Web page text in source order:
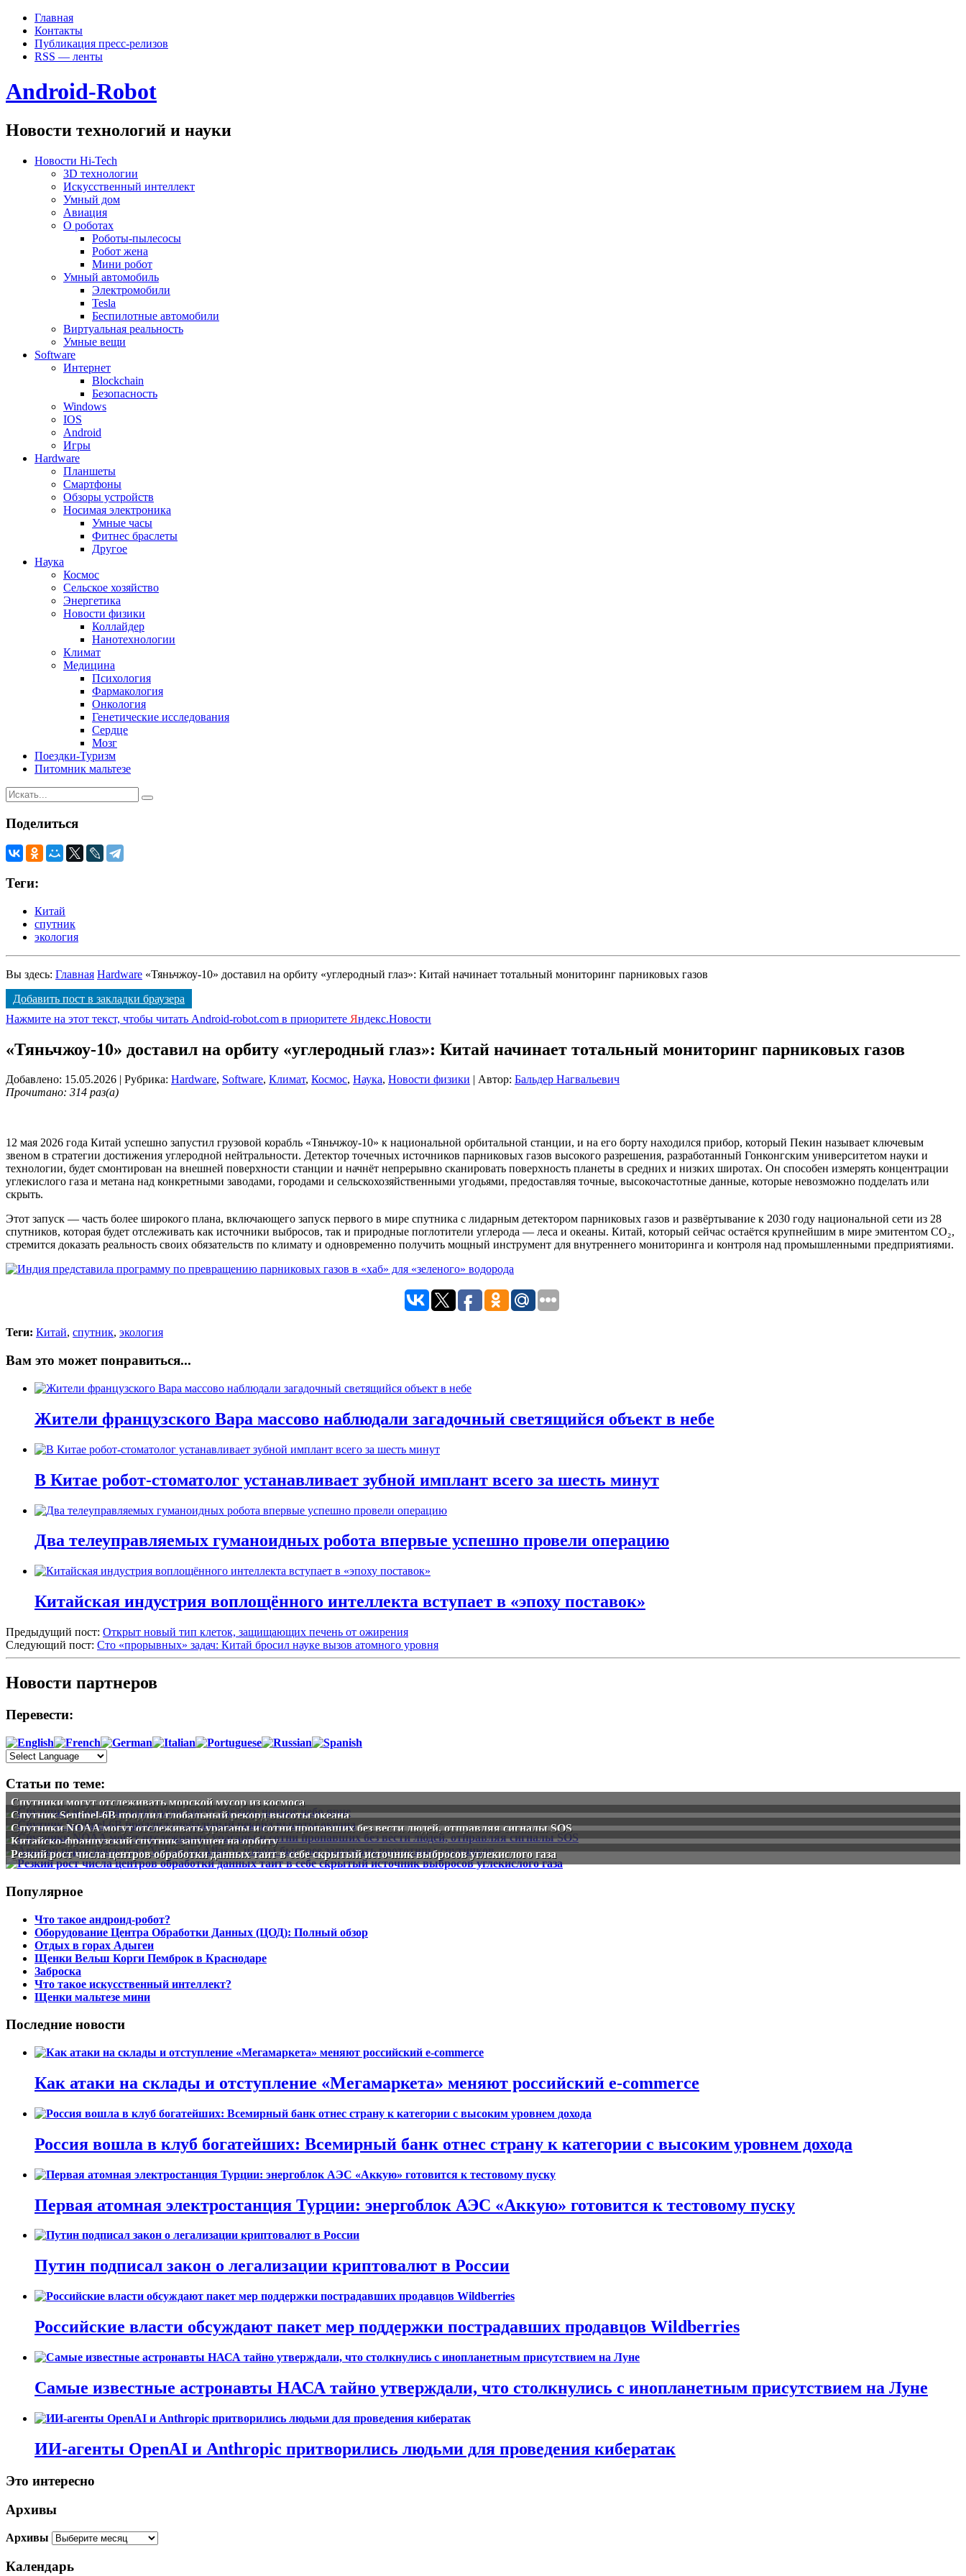
Главная
Контакты
Публикация пресс-релизов
RSS — ленты
Android-Robot
Новости технологий и науки
Новости Hi-Tech
3D технологии
Искусственный интеллект
Умный дом
Авиация
О роботах
Роботы-пылесосы
Робот жена
Мини робот
Умный автомобиль
Электромобили
Tesla
Беспилотные автомобили
Виртуальная реальность
Умные вещи
Software
Интернет
Blockchain
Безопасность
Windows
IOS
Android
Игры
Hardware
Планшеты
Смартфоны
Обзоры устройств
Носимая электроника
Умные часы
Фитнес браслеты
Другое
Наука
Космос
Сельское хозяйство
Энергетика
Новости физики
Коллайдер
Нанотехнологии
Климат
Медицина
Психология
Фармакология
Онкология
Генетические исследования
Сердце
Мозг
Поездки-Туризм
Питомник мальтезе
Поделиться
Теги:
Китай
спутник
экология
Вы здесь: Главная Hardware «Тяньчжоу-10» доставил на орбиту «углеродный глаз»: Китай начинает тотальный мониторинг парниковых газов
Добавить пост в закладки браузера
Нажмите на этот текст, чтобы читать Android-robot.com в приоритете Яндекс.Новости
«Тяньчжоу-10» доставил на орбиту «углеродный глаз»: Китай начинает тотальный мониторинг парниковых газов
Добавлено: 15.05.2026 | Рубрика: Hardware, Software, Климат, Космос, Наука, Новости физики | Автор: Бальдер Нагвальевич
Прочитано: 314 раз(а)
12 мая 2026 года Китай успешно запустил грузовой корабль «Тяньчжоу-10» к национальной орбитальной станции, и на его борту находился прибор, который Пекин называет ключевым
звеном в стратегии достижения углеродной нейтральности. Детектор точечных источников парниковых газов высокого разрешения, разработанный Гонконгским университетом науки и
технологии, будет смонтирован на внешней поверхности станции и начнёт непрерывно сканировать поверхность планеты в средних и низких широтах. Он способен измерять концентрации
углекислого газа и метана над конкретными заводами, городами и сельскохозяйственными угодьями, предоставляя точные, высокочастотные данные, которые невозможно подделать или
скрыть.
Этот запуск — часть более широкого плана, включающего запуск первого в мире спутника с лидарным детектором парниковых газов и развёртывание к 2030 году национальной сети из 28
спутников, которая будет отслеживать как источники выбросов, так и природные поглотители углерода — леса и океаны. Китай, который сейчас остаётся крупнейшим в мире эмитентом CO₂,
стремится доказать реальность своих обязательств по климату и одновременно получить мощный инструмент для внутреннего мониторинга и контроля над промышленными предприятиями.
Теги: Китай, спутник, экология
Вам это может понравиться...
Жители французского Вара массово наблюдали загадочный светящийся объект в небе
В Китае робот-стоматолог устанавливает зубной имплант всего за шесть минут
Два телеуправляемых гуманоидных робота впервые успешно провели операцию
Китайская индустрия воплощённого интеллекта вступает в «эпоху поставок»
Предыдущий пост: Открыт новый тип клеток, защищающих печень от ожирения
Следующий пост: Сто «прорывных» задач: Китай бросил науке вызов атомного уровня
Новости партнеров
Перевести:
Статьи по теме:
Спутники могут отслеживать морской мусор из космоса
Спутник Sentinel-6B продлил глобальный рекорд высоты океана
Спутники NOAA могут отслеживать ураганы и сотни пропавших без вести людей, отправляя сигналы SOS
Китайско-французский спутник запущен на орбиту
Резкий рост числа центров обработки данных таит в себе скрытый источник выбросов углекислого газа
Популярное
Что такое андроид-робот?
Оборудование Центра Обработки Данных (ЦОД): Полный обзор
Отдых в горах Адыгеи
Щенки Вельш Корги Пемброк в Краснодаре
Заброска
Что такое искусственный интеллект?
Щенки мальтезе мини
Последние новости
Как атаки на склады и отступление «Мегамаркета» меняют российский e-commerce
Россия вошла в клуб богатейших: Всемирный банк отнес страну к категории с высоким уровнем дохода
Первая атомная электростанция Турции: энергоблок АЭС «Аккую» готовится к тестовому пуску
Путин подписал закон о легализации криптовалют в России
Российские власти обсуждают пакет мер поддержки пострадавших продавцов Wildberries
Самые известные астронавты НАСА тайно утверждали, что столкнулись с инопланетным присутствием на Луне
ИИ-агенты OpenAI и Anthropic притворились людьми для проведения кибератак
Это интересно
Архивы
Архивы
Календарь